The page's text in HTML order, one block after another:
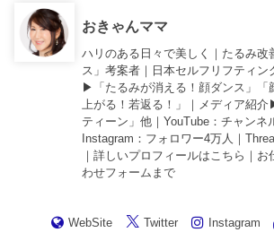
おきゃんママ
ハリのある日々で美しく｜たるみ改
ス」考案者｜日本セルフリフティン
▶︎「たるみが消える！顔ダンス 」「
上がる！若返る！ 」｜メディア紹
ティーン」他｜YouTube ：チャンネ
Instagram ：フォロワー4万人｜
｜詳しいプロフィールは こちら ｜
わせフォーム まで
WebSite Twitter Instagram